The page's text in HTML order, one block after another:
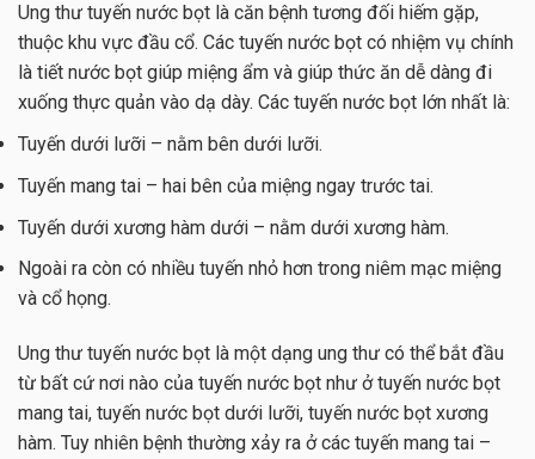
Ung thư tuyến nước bọt là căn bệnh tương đối hiếm gặp,
thuộc khu vực đầu cổ. Các tuyến nước bọt có nhiệm vụ chính
là tiết nước bọt giúp miệng ẩm và giúp thức ăn dễ dàng đi
xuống thực quản vào dạ dày. Các tuyến nước bọt lớn nhất là:
Tuyến dưới lưỡi – nằm bên dưới lưỡi.
Tuyến mang tai – hai bên của miệng ngay trước tai.
Tuyến dưới xương hàm dưới – nằm dưới xương hàm.
Ngoài ra còn có nhiều tuyến nhỏ hơn trong niêm mạc miệng
và cổ họng.
Ung thư tuyến nước bọt là một dạng ung thư có thể bắt đầu
từ bất cứ nơi nào của tuyến nước bọt như ở tuyến nước bọt
mang tai, tuyến nước bọt dưới lưỡi, tuyến nước bọt xương
hàm. Tuy nhiên bệnh thường xảy ra ở các tuyến mang tai –